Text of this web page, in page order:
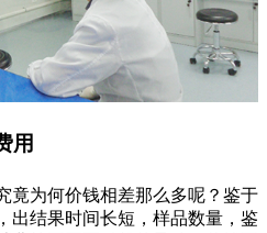
用
竟为何价钱相差那么多呢？鉴于
出结果时间长短，样品数量，鉴